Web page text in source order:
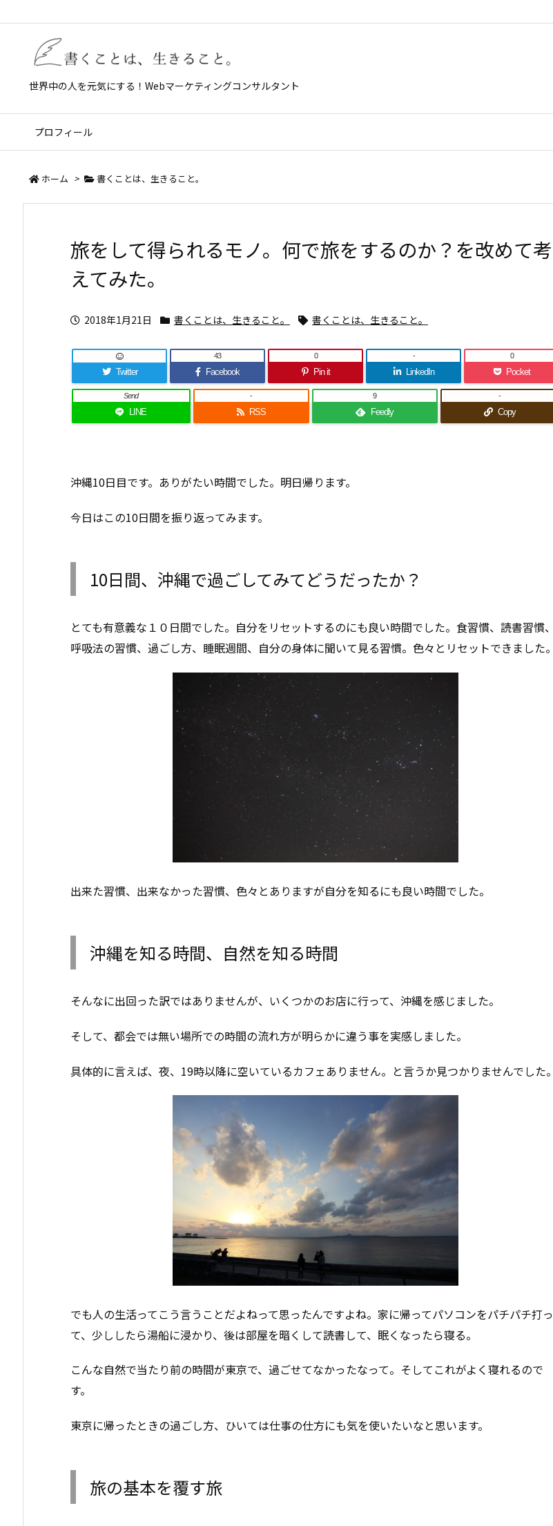
世界中の人を元気にする！Webマーケティングコンサルタント
プロフィール
ホーム > 書くことは、生きること。
旅をして得られるモノ。何で旅をするのか？を改めて考
えてみた。
2018年1月21日 書くことは、生きること。 書くことは、生きること。
Twitter Facebook
43
Pin it
0
LinkedIn
-
Pocket
0
LINE
Send
RSS
-
Feedly
9
Copy
-
沖縄10日目です。ありがたい時間でした。明日帰ります。
今日はこの10日間を振り返ってみます。
10日間、沖縄で過ごしてみてどうだったか？
とても有意義な１０日間でした。自分をリセットするのにも良い時間でした。食習慣、読書習慣、
呼吸法の習慣、過ごし方、睡眠週間、自分の身体に聞いて見る習慣。色々とリセットできました。
出来た習慣、出来なかった習慣、色々とありますが自分を知るにも良い時間でした。
沖縄を知る時間、自然を知る時間
そんなに出回った訳ではありませんが、いくつかのお店に行って、沖縄を感じました。
そして、都会では無い場所での時間の流れ方が明らかに違う事を実感しました。
具体的に言えば、夜、19時以降に空いているカフェありません。と言うか見つかりませんでした。
でも人の生活ってこう言うことだよねって思ったんですよね。家に帰ってパソコンをパチパチ打っ
て、少ししたら湯船に浸かり、後は部屋を暗くして読書して、眠くなったら寝る。
こんな自然で当たり前の時間が東京で、過ごせてなかったなって。そしてこれがよく寝れるので
す。
東京に帰ったときの過ごし方、ひいては仕事の仕方にも気を使いたいなと思います。
旅の基本を覆す旅